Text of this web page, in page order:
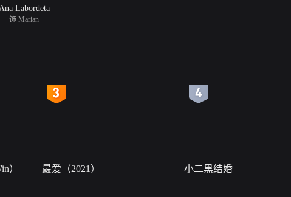
Ana Labordeta
饰 Marian
） 最爱（2021） 小二黑结婚